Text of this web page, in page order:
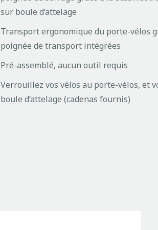
sur boule d’attelage
Transport ergonomique du porte-vélos
poignée de transport intégrées
Pré-assemblé, aucun outil requis
Verrouillez vos vélos au porte-vélos, et
boule d’attelage (cadenas fournis)